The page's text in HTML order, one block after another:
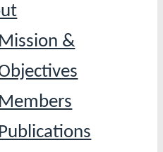
Mission &
Members
Publications